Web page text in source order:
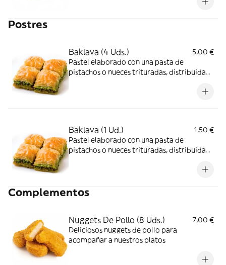
Postres
Baklava (4 Uds.)
5,00 €
Pastel elaborado con una pasta de
pistachos o nueces trituradas, distribuida
Baklava (1 Ud.)
1,50 €
Pastel elaborado con una pasta de
pistachos o nueces trituradas, distribuida
Complementos
Nuggets De Pollo (8 Uds.)
7,00 €
Deliciosos nuggets de pollo para
acompañar a nuestros platos